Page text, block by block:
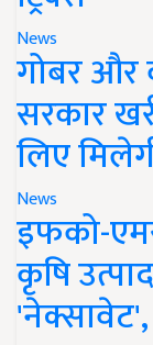
News
गोबर और
सरकार
लिए
News
इफको-
कृषि